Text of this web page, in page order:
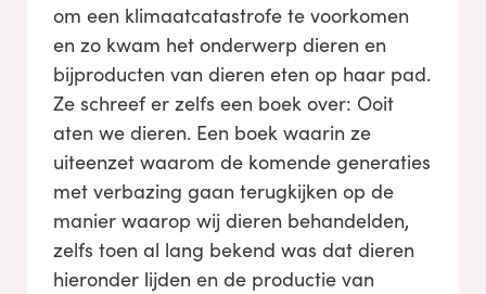
om een klimaatcatastrofe te voorkomen
en zo kwam het onderwerp dieren en
bijproducten van dieren eten op haar pad.
Ze schreef er zelfs een boek over: Ooit
aten we dieren. Een boek waarin ze
uiteenzet waarom de komende generaties
met verbazing gaan terugkijken op de
manier waarop wij dieren behandelden,
zelfs toen al lang bekend was dat dieren
hieronder lijden en de productie van